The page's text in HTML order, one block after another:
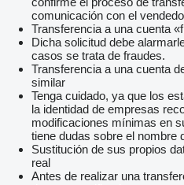
comunicación con el
Transferencia a una cuenta
Dicha solicitud debe
casos se trata de fraudes.
Transferencia a una cuenta
similar
Tenga cuidado, ya que los
la identidad de empresas
modificaciones mínimas en
tiene dudas sobre el nombre
Sustitución de sus propios
real
Antes de realizar una